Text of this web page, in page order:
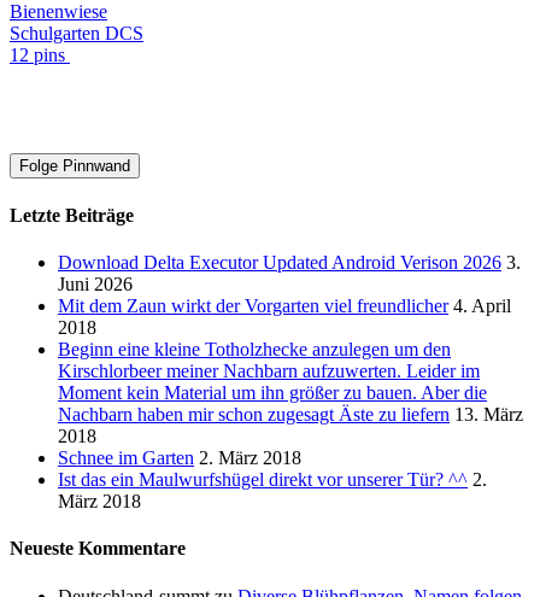
Bienenwiese
Schulgarten DCS
12 pins
Folge Pinnwand
Letzte Beiträge
Download Delta Executor Updated Android Verison 2026 3.
Juni 2026
Mit dem Zaun wirkt der Vorgarten viel freundlicher 4. April
2018
Beginn eine kleine Totholzhecke anzulegen um den
Kirschlorbeer meiner Nachbarn aufzuwerten. Leider im
Moment kein Material um ihn größer zu bauen. Aber die
Nachbarn haben mir schon zugesagt Äste zu liefern 13. März
2018
Schnee im Garten 2. März 2018
Ist das ein Maulwurfshügel direkt vor unserer Tür? ^^ 2.
März 2018
Neueste Kommentare